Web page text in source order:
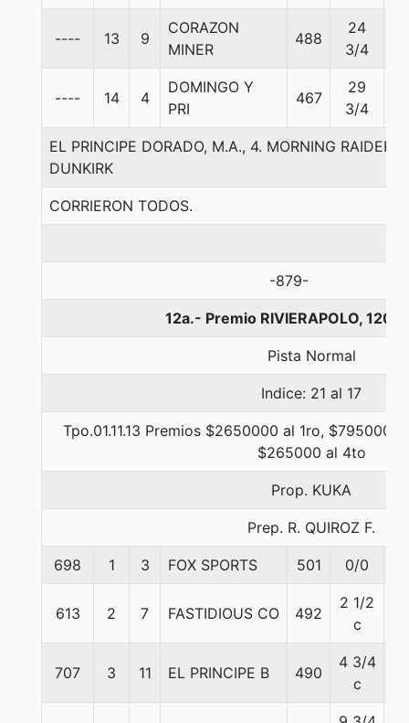
---- 13 9
CORAZON
MINER
488
24
3/4
---- 14 4
DOMINGO Y
PRI
467
29
3/4
EL PRINCIPE DORADO, M.A., 4. MORNING RAIDER-
DUNKIRK
CORRIERON TODOS.
-879-
12a.- Premio RIVIERAPOLO,
Pista Normal
Indice: 21 al 17
Tpo.01.11.13 Premios $2650000 al 1ro, $795000
$265000 al 4to
Prop. KUKA
Prep. R. QUIROZ F.
698 1 3 FOX SPORTS 501 0/0
613 2 7 FASTIDIOUS CO 492
2 1/2
c
707 3 11 EL PRINCIPE B 490
4 3/4
c